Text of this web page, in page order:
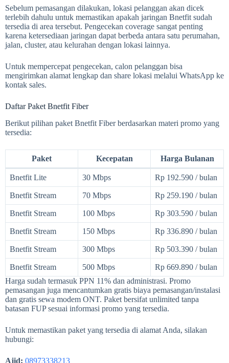
Sebelum pemasangan dilakukan, lokasi pelanggan akan dicek
terlebih dahulu untuk memastikan apakah jaringan Bnetfit sudah
tersedia di area tersebut. Pengecekan coverage sangat penting
karena ketersediaan jaringan dapat berbeda antara satu perumahan,
jalan, cluster, atau kelurahan dengan lokasi lainnya.
Untuk mempercepat pengecekan, calon pelanggan bisa
mengirimkan alamat lengkap dan share lokasi melalui WhatsApp ke
kontak sales.
Daftar Paket Bnetfit Fiber
Berikut pilihan paket Bnetfit Fiber berdasarkan materi promo yang
tersedia:
Paket Kecepatan Harga Bulanan
Bnetfit Lite 30 Mbps Rp 192.590 / bulan
Bnetfit Stream 70 Mbps Rp 259.190 / bulan
Bnetfit Stream 100 Mbps Rp 303.590 / bulan
Bnetfit Stream 150 Mbps Rp 336.890 / bulan
Bnetfit Stream 300 Mbps Rp 503.390 / bulan
Bnetfit Stream 500 Mbps
Rp 669.890 / bulan
Harga sudah termasuk PPN 11% dan administrasi. Promo
pemasangan juga mencantumkan gratis biaya pemasangan/instalasi
dan gratis sewa modem ONT. Paket bersifat unlimited tanpa
batasan FUP sesuai informasi promo yang tersedia.
Untuk memastikan paket yang tersedia di alamat Anda, silakan
hubungi:
Ajid: 08973338213